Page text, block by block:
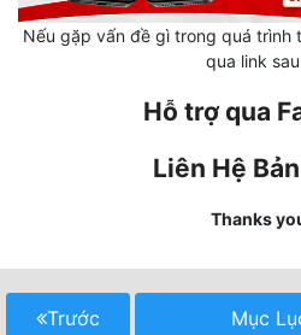
Mưu Mô
Nếu gặp vấn đề gì trong quá trình
qua link
Hỗ trợ qua
Liên Hệ
Thanks
Trước Mục